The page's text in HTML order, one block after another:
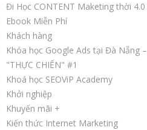
Đi Học CONTENT Maketing thời 4.0
Ebook Miễn Phí
Khách hàng
Khóa học Google Ads tại Đà Nẵng –
"THỰC CHIẾN" #1
Khoá học SEOViP Academy
Khởi nghiệp
Khuyến mãi +
Kiến thức Internet Marketing